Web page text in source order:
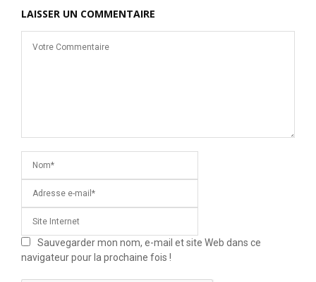
LAISSER UN COMMENTAIRE
Sauvegarder mon nom, e-mail et site Web dans ce
navigateur pour la prochaine fois !